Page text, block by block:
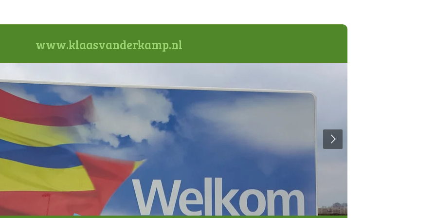
www.klaasvanderkamp.nl